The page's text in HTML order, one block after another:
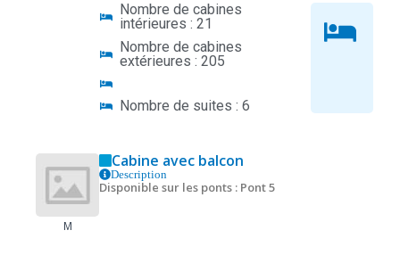
Nombre de cabines
intérieures : 21
Nombre de cabines
extérieures : 205
Nombre de suites : 6
M
Cabine avec balcon
Description
Disponible sur les ponts : Pont 5